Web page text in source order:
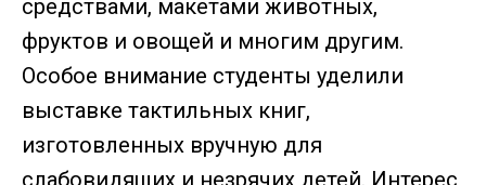
средствами, макетами животных,
фруктов и овощей и многим другим.
Особое внимание студенты уделили
выставке тактильных книг,
изготовленных вручную для
слабовидящих и незрячих детей. Интерес